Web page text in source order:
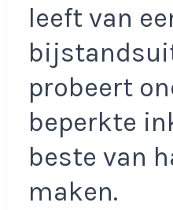
leeft van
probeert
beperkte
beste van
maken.